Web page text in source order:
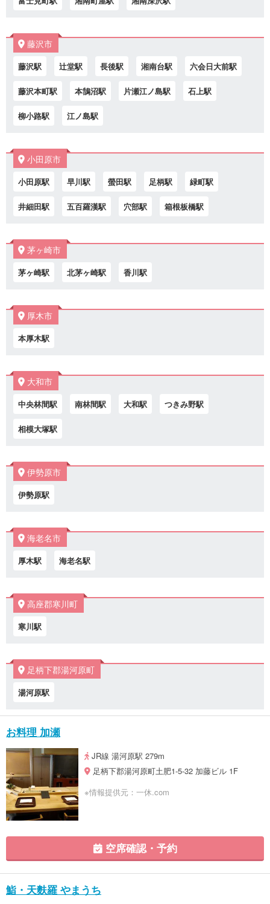
藤沢市
藤沢駅 辻堂駅 長後駅 湘南台駅 六会日大前駅
藤沢本町駅 本鵠沼駅 片瀬江ノ島駅 石上駅
柳小路駅 江ノ島駅
小田原市
小田原駅 早川駅 螢田駅 足柄駅 緑町駅
井細田駅 五百羅漢駅 穴部駅 箱根板橋駅
茅ヶ崎市
茅ヶ崎駅 北茅ヶ崎駅 香川駅
厚木市
本厚木駅
大和市
中央林間駅 南林間駅 大和駅 つきみ野駅
相模大塚駅
伊勢原市
伊勢原駅
海老名市
厚木駅 海老名駅
高座郡寒川町
寒川駅
足柄下郡湯河原町
湯河原駅
お料理 加瀬
JR線 湯河原駅 279m
足柄下郡湯河原町土肥1-5-32 加藤ビル 1F
※情報提供元：一休.com
空席確認・予約
鮨・天麩羅 やまうち